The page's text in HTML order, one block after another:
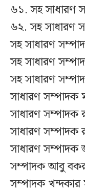
৬১. সহ সাধারণ
৬২. সহ সাধারণ
সহ সাধারণ
সহ সাধারণ
সহ সাধারণ
সাধারণ
সাধারণ
সাধারণ
সাধারণ সম্পাদক
সম্পাদক আবু বকর
সম্পাদক